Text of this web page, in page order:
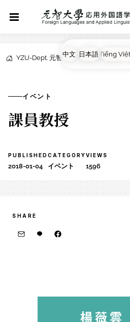
YZU-Dept. 元智大学応用外国語学科
イベント
課員教授
PUBLISHED
2018-01-04
CATEGORY
イベント
VIEWS
1596
SHARE
楊 薇 雲